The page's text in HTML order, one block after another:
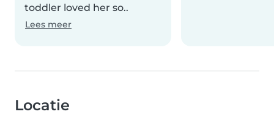
toddler loved her so..
Lees meer
Locatie